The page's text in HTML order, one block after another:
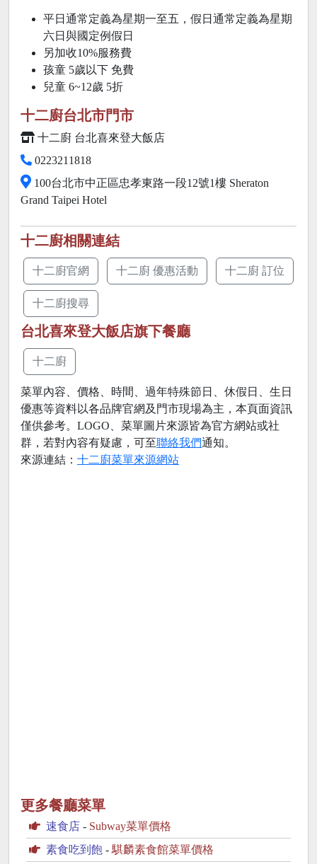
平日通常定義為星期一至五，假日通常定義為星期
六日與國定例假日
另加收10%服務費
孩童 5歲以下 免費
兒童 6~12歲 5折
十二廚台北市門市
十二廚 台北喜來登大飯店
0223211818
100台北市中正區忠孝東路一段12號1樓 Sheraton
Grand Taipei Hotel
十二廚相關連結
十二廚官網 十二廚 優惠活動 十二廚 訂位
十二廚搜尋
台北喜來登大飯店旗下餐廳
十二廚
菜單內容、價格、時間、過年特殊節日、休假日、生日
優惠等資料以各品牌官網及門市現場為主，本頁面資訊
僅供參考。LOGO、菜單圖片來源皆為官方網站或社
群，若對內容有疑慮，可至聯絡我們通知。
來源連結： 十二廚菜單來源網站
更多餐廳菜單
速食店 - Subway菜單價格
素食吃到飽 - 騏麟素食館菜單價格